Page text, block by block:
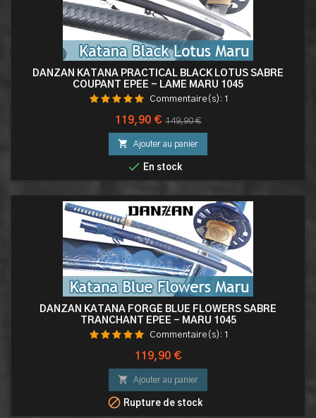
DANZAN KATANA PRACTICAL BLACK LOTUS SABRE
COUPANT EPEE - LAME MARU 1045
Commentaire(s): 1
Prix
119,90 € Prix
base
149,90 €
 Ajouter au panier
 En stock
DANZAN KATANA FORGÉ BLUE FLOWERS SABRE
TRANCHANT EPEE - MARU 1045
Commentaire(s): 1
Prix
119,90 €
 Ajouter au panier
 Rupture de stock